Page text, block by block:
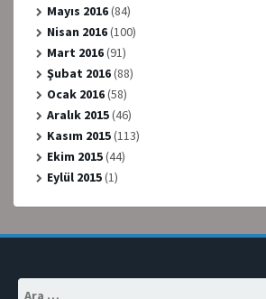
Mayıs 2016(84)
Nisan 2016(100)
Mart 2016(91)
Şubat 2016(88)
Ocak 2016(58)
Aralık 2015(46)
Kasım 2015(113)
Ekim 2015(44)
Eylül 2015(1)